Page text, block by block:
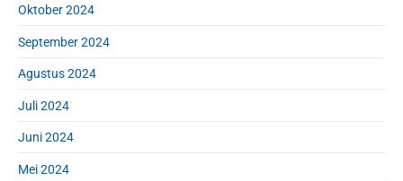
Oktober 2024
September 2024
Agustus 2024
Juli 2024
Juni 2024
Mei 2024